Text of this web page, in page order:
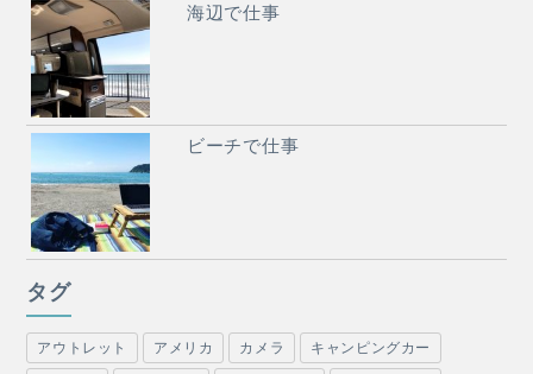
海辺で仕事
ビーチで仕事
タグ
アウトレット アメリカ カメラ キャンピングカー